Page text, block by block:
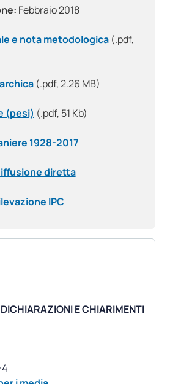
Febbraio 2018
e nota metodologica (.pdf,
(.pdf, 2.26 MB)
(pesi) (.pdf, 51 Kb)
1928-2017
diretta
IPC
E CHIARIMENTI